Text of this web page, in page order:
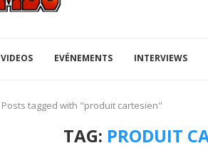
VIDEOS EVÉNEMENTS INTERVIEWS
Posts tagged with "produit cartesien"
TAG: PRODUIT